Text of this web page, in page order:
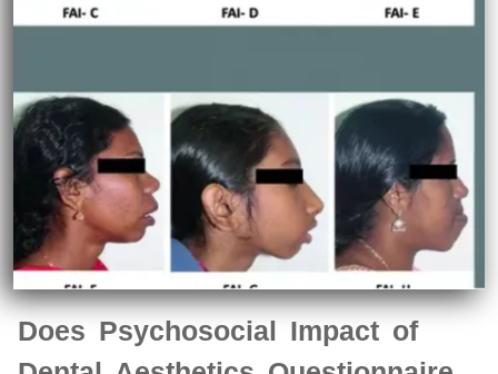
Does Psychosocial Impact of